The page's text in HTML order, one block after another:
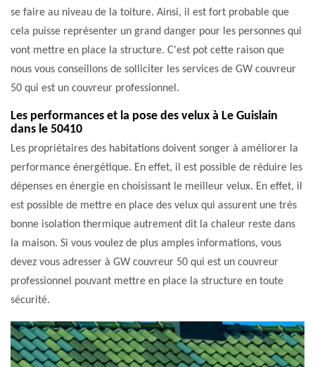
se faire au niveau de la toiture. Ainsi, il est fort probable que
cela puisse représenter un grand danger pour les personnes qui
vont mettre en place la structure. C'est pot cette raison que
nous vous conseillons de solliciter les services de GW couvreur
50 qui est un couvreur professionnel.
Les performances et la pose des velux à Le Guislain
dans le 50410
Les propriétaires des habitations doivent songer à améliorer la
performance énergétique. En effet, il est possible de réduire les
dépenses en énergie en choisissant le meilleur velux. En effet, il
est possible de mettre en place des velux qui assurent une très
bonne isolation thermique autrement dit la chaleur reste dans
la maison. Si vous voulez de plus amples informations, vous
devez vous adresser à GW couvreur 50 qui est un couvreur
professionnel pouvant mettre en place la structure en toute
sécurité.